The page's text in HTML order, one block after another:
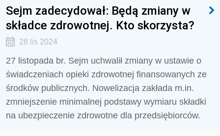
Sejm zadecydował: Będą zmiany w
składce zdrowotnej. Kto skorzysta?
28 lis 2024
27 listopada br. Sejm uchwalił zmiany w ustawie o
świadczeniach opieki zdrowotnej finansowanych ze
środków publicznych. Nowelizacja zakłada m.in.
zmniejszenie minimalnej podstawy wymiaru składki
na ubezpieczenie zdrowotne dla przedsiębiorców.